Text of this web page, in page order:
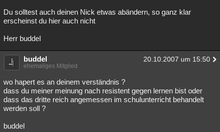
Du solltest auch deinen Nick etwas abändern, so ganz klar
erscheinst du hier auch nicht
Herr buddel
buddel 20.10.2007 um 15:50
ehemaliges Mitglied
wo hapert es an deinem verständnis ?
dass du meiner meinung nach resistent gegen lernen bist oder
dass das dritte reich angemessen im schulunterricht behandelt
werden soll ?
buddel